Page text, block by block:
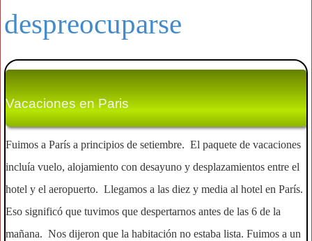
despreocuparse
Vacaciones en Paris
Fuimos a París a principios de setiembre. El paquete de vacaciones
incluía vuelo, alojamiento con desayuno y desplazamientos entre el
hotel y el aeropuerto. Llegamos a las diez y media al hotel en París.
Eso significó que tuvimos que despertarnos antes de las 6 de la
mañana. Nos dijeron que la habitación no estaba lista. Fuimos a un